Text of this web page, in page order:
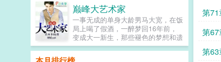
第71
第67
第63
冠霞帔，金银珠玉贯满箱，另有玺印
一枚，权作信礼。儿臣秦诏笑的璀
璨，忽又改了口，朕，是来迎娶您回
家的。前期日常卖惨求宠博取父王怜
爱的质子攻x每天外冷内热宠溺带娃
的后爹受后期装乖假寐豺狼帝王攻x
高冷美强囚凤帝王受食用注意■时代
了。刚解决了，就遇...
巅峰大艺术家
一事无成的单身大龄男马大宽，在饭
局上喝了假酒，一醉梦回16年前，
变成大一新生，那些褪色的梦想和遗
憾，终于有了大展拳脚的机会。当画
家，做导演，收藏古玩字画，...